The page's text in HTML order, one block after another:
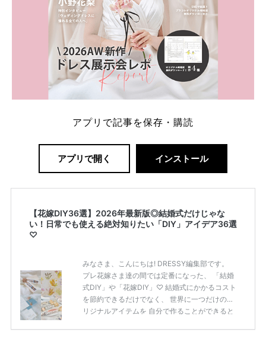
アプリで記事を保存・購読
アプリで開く インストール
【花嫁DIY36選】2026年最新版◎結婚式だけじゃな
い！日常でも使える絶対知りたい「DIY」アイデア36選
♡
みなさま、こんにちは! DRESSY編集部です。
プレ花嫁さま達の間では定番になった、 「結婚
式DIY」や「花嫁DIY」♡ 結婚式にかかるコスト
を節約できるだけでなく、 世界に一つだけのオ
リジナルアイテムを 自分で作ることができると